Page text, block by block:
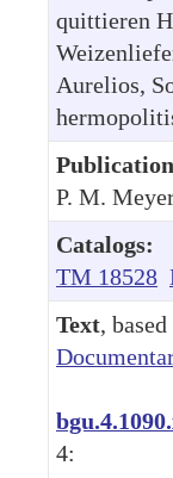
quittieren
Aurelios,
P. M.
Catalogs:
TM 18528
Text,
4: